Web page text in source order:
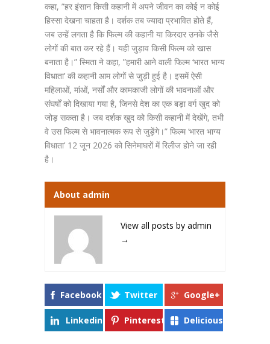
कहा, ”हर इंसान किसी कहानी में अपने जीवन का कोई न कोई
हिस्सा देखना चाहता है। दर्शक तब ज्यादा प्रभावित होते हैं,
जब उन्हें लगता है कि फिल्म की कहानी या किरदार उनके जैसे
लोगों की बात कर रहे हैं। यही जुड़ाव किसी फिल्म को खास
बनाता है।” स्मिता ने कहा, ”हमारी आने वाली फिल्म ‘भारत भाग्य
विधाता’ की कहानी आम लोगों से जुड़ी हुई है। इसमें ऐसी
महिलाओं, मांओं, नर्सों और कामकाजी लोगों की भावनाओं और
संघर्षों को दिखाया गया है, जिनसे देश का एक बड़ा वर्ग खुद को
जोड़ सकता है। जब दर्शक खुद को किसी कहानी में देखेंगे, तभी
वे उस फिल्म से भावनात्मक रूप से जुड़ेंगे।” फिल्म ‘भारत भाग्य
विधाता’ 12 जून 2026 को सिनेमाघरों में रिलीज होने जा रही
है।
About admin
View all posts by admin
→
Facebook Twitter Google+
Linkedin Pinterest Delicious